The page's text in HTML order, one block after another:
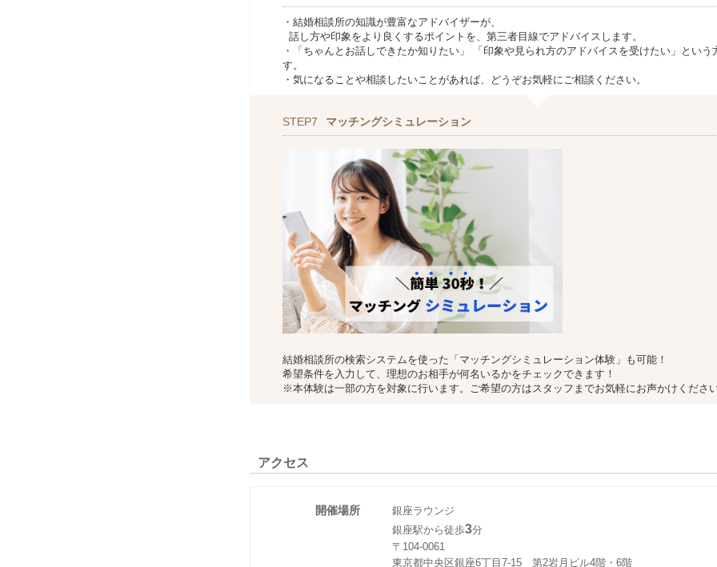
・結婚相談所の知識が豊富なアドバイザーが、
話し方や印象をより良くするポイントを、第三者目線でアドバイスします。
・「ちゃんとお話しできたか知りたい」 「印象や見られ方のアドバイスを受けたい」という
す。
・気になることや相談したいことがあれば、どうぞお気軽にご相談ください。
STEP7 マッチングシミュレーション
結婚相談所の検索システムを使った「マッチングシミュレーション体験」も可能！
希望条件を入力して、理想のお相手が何名いるかをチェックできます！
※本体験は一部の方を対象に行います。ご希望の方はスタッフまでお気軽にお声かけくださ
アクセス
開催場所
銀座ラウンジ
銀座駅から徒歩3分
〒104-0061
東京都中央区銀座6丁目7-15 第2岩月ビル4階・6階